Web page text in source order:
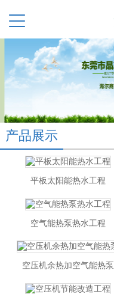
产品展示
平板太阳能热水工程
空气能热泵热水工程
空压机余热加空气能热泵